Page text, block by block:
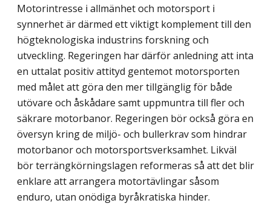
Motorintresse i allmänhet och motorsport i
synnerhet är därmed ett viktigt komplement till den
högteknologiska industrins forskning och
utveckling. Regeringen har därför anledning att inta
en uttalat positiv attityd gentemot motorsporten
med målet att göra den mer tillgänglig för både
utövare och åskådare samt uppmuntra till fler och
säkrare motorbanor. Regeringen bör också göra en
översyn kring de miljö- och bullerkrav som hindrar
motorbanor och motorsportsverksamhet. Likväl
bör terrängkörningslagen reformeras så att det blir
enklare att arrangera motortävlingar såsom
enduro, utan onödiga byråkratiska hinder.